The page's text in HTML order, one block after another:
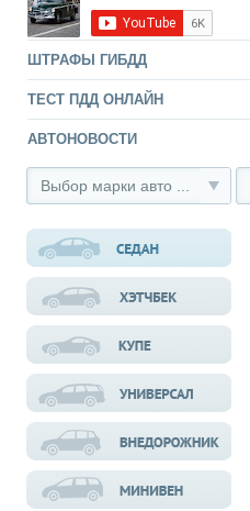
ШТРАФЫ ГИБДД
ТЕСТ ПДД ОНЛАЙН
АВТОНОВОСТИ
Выбор марки авто ...